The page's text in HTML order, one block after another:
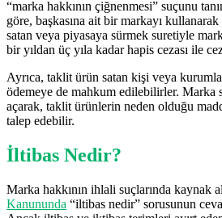
“marka hakkının çiğnenmesi” suçunu
göre, başkasına ait bir markayı
satan veya piyasaya sürmek suretiyle
bir yıldan üç yıla kadar hapis cezası ile
Ayrıca, taklit ürün satan kişi veya
ödemeye de mahkum edilebilirler. Marka
açarak, taklit ürünlerin neden olduğu
talep edebilir.
İltibas Nedir?
Marka hakkının ihlali suçlarında kaynak
Kanununda “iltibas nedir” sorusunun